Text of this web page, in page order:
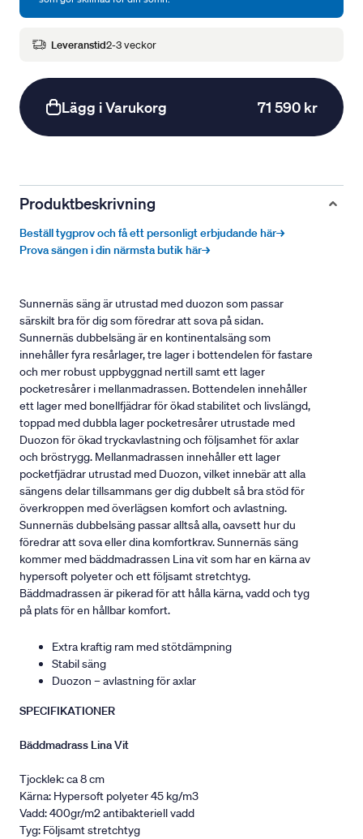
Leveranstid2-3 veckor
Lägg i Varukorg 71 590 kr
Produktbeskrivning
Beställ tygprov och få ett personligt erbjudande här→
Prova sängen i din närmsta butik här→
Sunnernäs säng är utrustad med duozon som passar
särskilt bra för dig som föredrar att sova på sidan.
Sunnernäs dubbelsäng är en kontinentalsäng som
innehåller fyra resårlager, tre lager i bottendelen för fastare
och mer robust uppbyggnad nertill samt ett lager
pocketresårer i mellanmadrassen. Bottendelen innehåller
ett lager med bonellfjädrar för ökad stabilitet och livslängd,
toppad med dubbla lager pocketresårer utrustade med
Duozon för ökad tryckavlastning och följsamhet för axlar
och bröstrygg. Mellanmadrassen innehåller ett lager
pocketfjädrar utrustad med Duozon, vilket innebär att alla
sängens delar tillsammans ger dig dubbelt så bra stöd för
överkroppen med överlägsen komfort och avlastning.
Sunnernäs dubbelsäng passar alltså alla, oavsett hur du
föredrar att sova eller dina komfortkrav. Sunnernäs säng
kommer med bäddmadrassen Lina vit som har en kärna av
hypersoft polyeter och ett följsamt stretchtyg.
Bäddmadrassen är pikerad för att hålla kärna, vadd och tyg
på plats för en hållbar komfort.
Extra kraftig ram med stötdämpning
Stabil säng
Duozon – avlastning för axlar
SPECIFIKATIONER
Bäddmadrass Lina Vit
Tjocklek: ca 8 cm
Kärna: Hypersoft polyeter 45 kg/m3
Vadd: 400gr/m2 antibakteriell vadd
Tyg: Följsamt stretchtyg